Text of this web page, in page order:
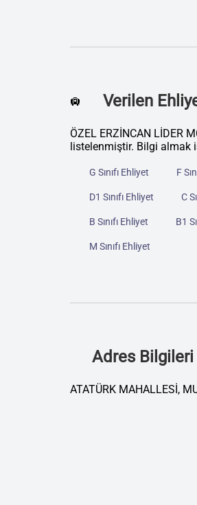
🛄 Verilen
ÖZEL ERZİNCAN LİDER
listelenmiştir. Bilgi almak
G Sınıfı Ehliyet F
D1 Sınıfı Ehliyet C
B Sınıfı Ehliyet B1
M Sınıfı Ehliyet
Adres Bilgileri
ATATÜRK MAHALLESİ,